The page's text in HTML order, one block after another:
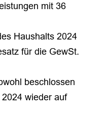
mit 36
Haushalts 2024
für die GewSt.
beschlossen
wieder auf